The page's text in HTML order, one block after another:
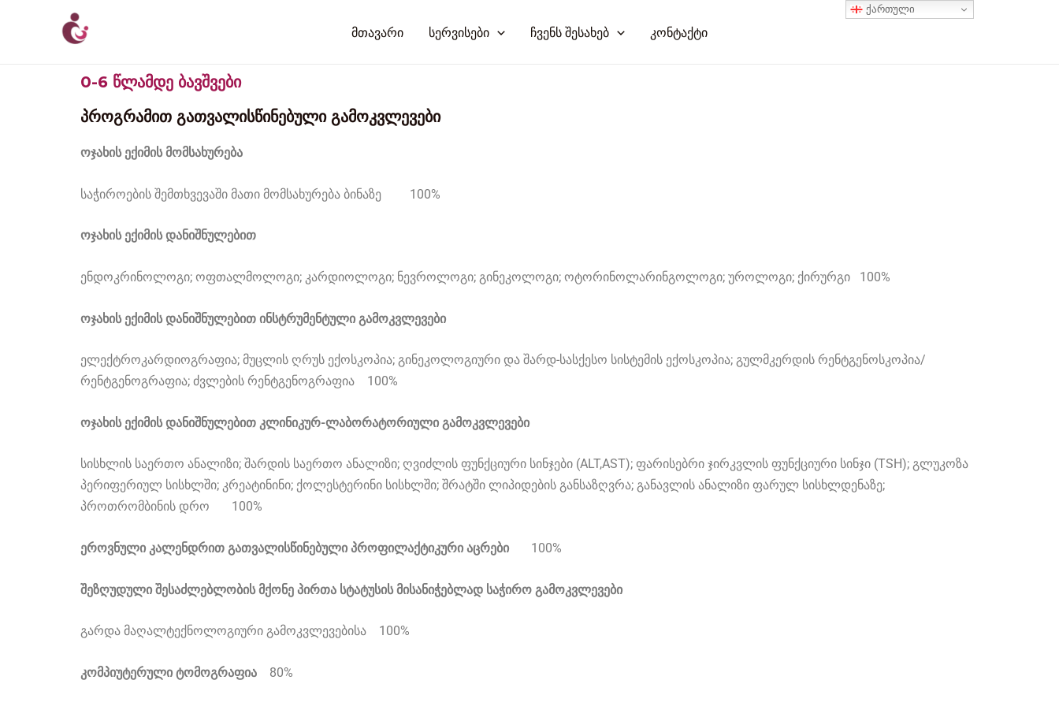
მთავარი სერვისები ჩვენს შესახებ კონტაქტი
0-6 წლამდე ბავშვები
პროგრამით გათვალისწინებული გამოკვლევები
ოჯახის ექიმის მომსახურება
საჭიროების შემთხვევაში მათი მომსახურება ბინაზე 100%
ოჯახის ექიმის დანიშნულებით
ენდოკრინოლოგი; ოფთალმოლოგი; კარდიოლოგი; ნევროლოგი; გინეკოლოგი; ოტორინოლარინგოლოგი; უროლოგი; ქირურგი 100%
ოჯახის ექიმის დანიშნულებით ინსტრუმენტული გამოკვლევები
ელექტროკარდიოგრაფია; მუცლის ღრუს ექოსკოპია; გინეკოლოგიური და შარდ-სასქესო სისტემის ექოსკოპია; გულმკერდის რენტგენოსკოპია/
რენტგენოგრაფია; ძვლების რენტგენოგრაფია 100%
ოჯახის ექიმის დანიშნულებით კლინიკურ-ლაბორატორიული გამოკვლევები
სისხლის საერთო ანალიზი; შარდის საერთო ანალიზი; ღვიძლის ფუნქციური სინჯები (ALT,AST); ფარისებრი ჯირკვლის ფუნქციური სინჯი (TSH); გლუკოზა
პერიფერიულ სისხლში; კრეატინინი; ქოლესტერინი სისხლში; შრატში ლიპიდების განსაზღვრა; განავლის ანალიზი ფარულ სისხლდენაზე;
პროთრომბინის დრო 100%
ეროვნული კალენდრით გათვალისწინებული პროფილაქტიკური აცრები 100%
შეზღუდული შესაძლებლობის მქონე პირთა სტატუსის მისანიჭებლად საჭირო გამოკვლევები
გარდა მაღალტექნოლოგიური გამოკვლევებისა 100%
კომპიუტერული ტომოგრაფია 80%
ქართული